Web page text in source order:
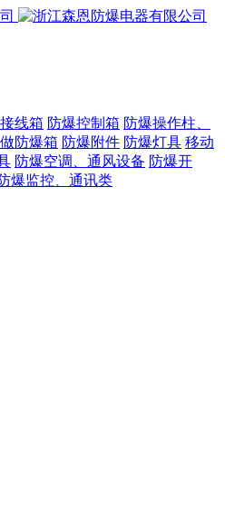
线箱 防爆控制箱 防爆操作柱、
防爆箱 防爆附件 防爆灯具 移动
防爆空调、通风设备 防爆开
爆监控、通讯类